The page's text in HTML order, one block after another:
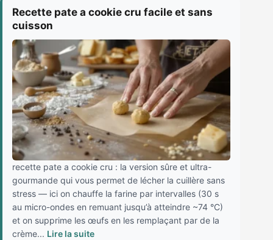
Recette pate a cookie cru facile et sans
cuisson
recette pate a cookie cru : la version sûre et ultra-
gourmande qui vous permet de lécher la cuillère sans
stress — ici on chauffe la farine par intervalles (30 s
au micro-ondes en remuant jusqu’à atteindre ~74 °C)
et on supprime les œufs en les remplaçant par de la
crème... Lire la suite